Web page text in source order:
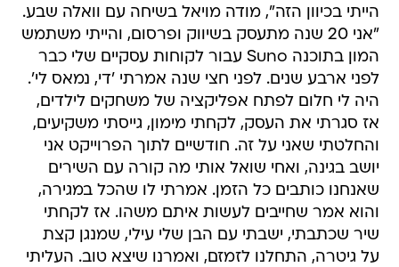
הייתי בכיוון הזה", מודה מויאל בשיחה עם וואלה שבע.
"אני 20 שנה מתעסק בשיווק ופרסום, והייתי משתמש
המון בתוכנה Suno עבור לקוחות עסקיים שלי כבר
לפני ארבע שנים. לפני חצי שנה אמרתי 'די, נמאס לי'.
היה לי חלום לפתח אפליקציה של משחקים לילדים,
אז סגרתי את העסק, לקחתי מימון, גייסתי משקיעים,
והחלטתי שאני על זה. חודשיים לתוך הפרוייקט אני
יושב בגינה, ואחי שואל אותי מה קורה עם השירים
שאנחנו כותבים כל הזמן. אמרתי לו שהכל במגירה,
והוא אמר שחייבים לעשות איתם משהו. אז לקחתי
שיר שכתבתי, ישבתי עם הבן שלי עילי, שמנגן קצת
על גיטרה, התחלנו לזמזם, ואמרנו שיצא טוב. העליתי